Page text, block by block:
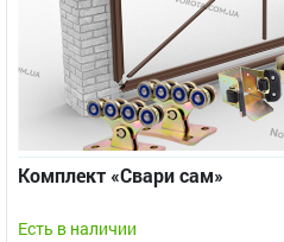
Комплект «Свари сам»
Есть в наличии